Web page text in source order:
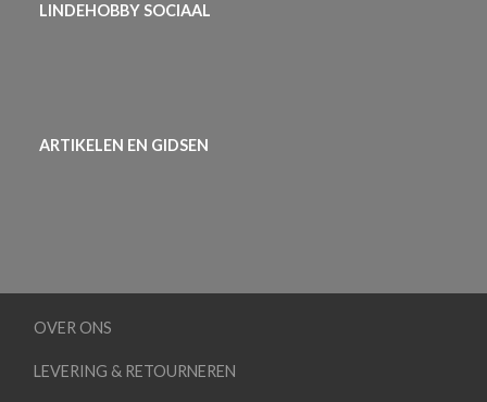
LINDEHOBBY SOCIAAL
ARTIKELEN EN GIDSEN
OVER ONS
LEVERING & RETOURNEREN